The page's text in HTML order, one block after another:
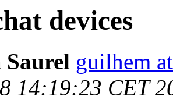
devices
guilhem
14:19:23 CET